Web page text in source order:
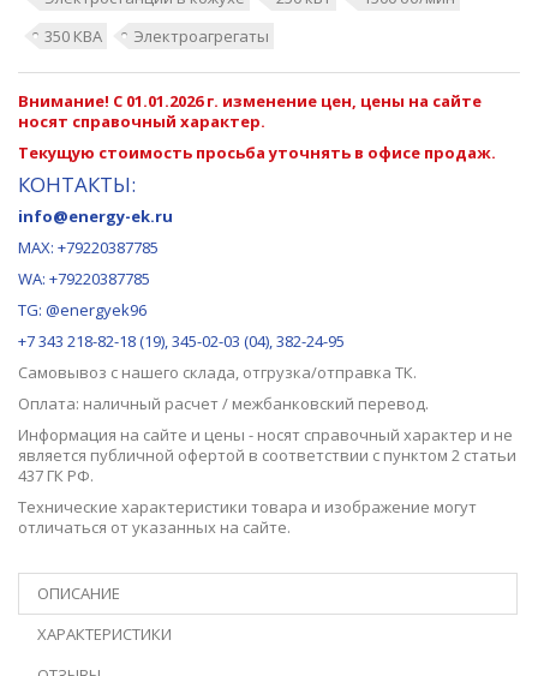
350 КВА
Электроагрегаты
Внимание! С 01.01.2026 г. изменение цен, цены на сайте
носят справочный характер.
Текущую стоимость просьба уточнять в офисе продаж.
КОНТАКТЫ:
info@energy-ek.ru
MAX: +79220387785
WA: +79220387785
TG: @energyek96
+7 343 218-82-18 (19), 345-02-03 (04), 382-24-95
Самовывоз с нашего склада, отгрузка/отправка ТК.
Оплата: наличный расчет / межбанковский перевод.
Информация на сайте и цены - носят справочный характер и не
является публичной офертой в соответствии с пунктом 2 статьи
437 ГК РФ.
Технические характеристики товара и изображение могут
отличаться от указанных на сайте.
ОПИСАНИЕ
ХАРАКТЕРИСТИКИ